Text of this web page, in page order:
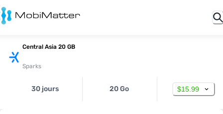
Central Asia 20 GB
Sparks
30 jours 20 Go $15.99